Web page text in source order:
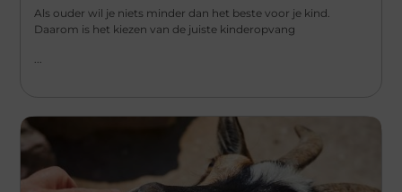
Als ouder wil je niets minder dan het beste voor je kind.
Daarom is het kiezen van de juiste kinderopvang